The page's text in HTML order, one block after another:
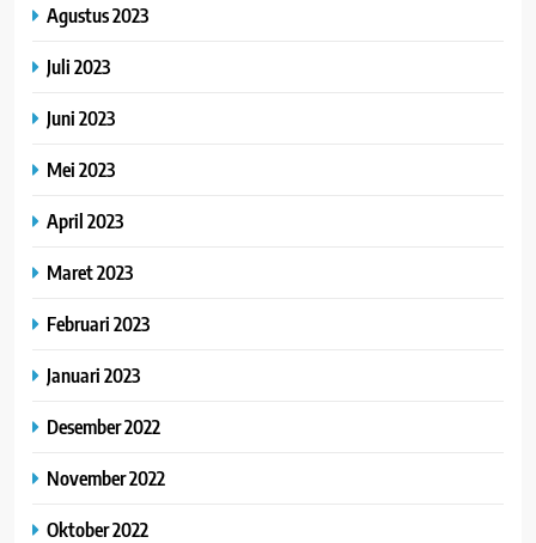
Agustus 2023
Juli 2023
Juni 2023
Mei 2023
April 2023
Maret 2023
Februari 2023
Januari 2023
Desember 2022
November 2022
Oktober 2022